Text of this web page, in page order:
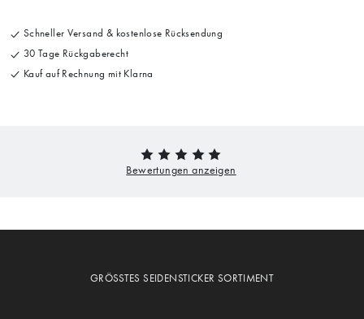
Schneller Versand & kostenlose Rücksendung
30 Tage Rückgaberecht
Kauf auf Rechnung mit Klarna
GRÖSSTES SEIDENSTICKER SORTIMENT